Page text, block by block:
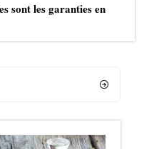
sont les garanties en